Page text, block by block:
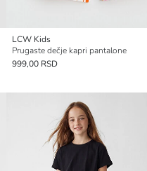
LCW Kids
Prugaste dečje kapri pantalone
999,00 RSD